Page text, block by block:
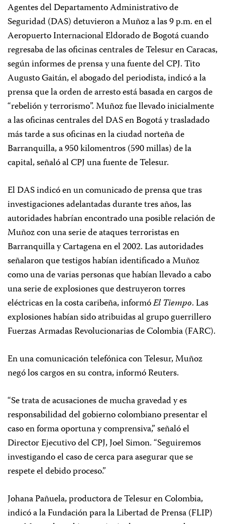
Agentes del Departamento Administrativo de
Seguridad (DAS) detuvieron a Muñoz a las 9 p.m. en el
Aeropuerto Internacional Eldorado de Bogotá cuando
regresaba de las oficinas centrales de Telesur en Caracas,
según informes de prensa y una fuente del CPJ. Tito
Augusto Gaitán, el abogado del periodista, indicó a la
prensa que la orden de arresto está basada en cargos de
“rebelión y terrorismo”. Muñoz fue llevado inicialmente
a las oficinas centrales del DAS en Bogotá y trasladado
más tarde a sus oficinas en la ciudad norteña de
Barranquilla, a 950 kilomentros (590 millas) de la
capital, señaló al CPJ una fuente de Telesur.
El DAS indicó en un comunicado de prensa que tras
investigaciones adelantadas durante tres años, las
autoridades habrían encontrado una posible relación de
Muñoz con una serie de ataques terroristas en
Barranquilla y Cartagena en el 2002. Las autoridades
señalaron que testigos habían identificado a Muñoz
como una de varias personas que habían llevado a cabo
una serie de explosiones que destruyeron torres
eléctricas en la costa caribeña, informóEl Tiempo. Las
explosiones habían sido atribuidas al grupo guerrillero
Fuerzas Armadas Revolucionarias de Colombia (FARC).
En una comunicación telefónica con Telesur, Muñoz
negó los cargos en su contra, informó Reuters.
“Se trata de acusaciones de mucha gravedad y es
responsabilidad del gobierno colombiano presentar el
caso en forma oportuna y comprensiva,” señaló el
Director Ejecutivo del CPJ, Joel Simon. “Seguiremos
investigando el caso de cerca para asegurar que se
respete el debido proceso.”
Johana Pañuela, productora de Telesur en Colombia,
indicó a la Fundación para la Libertad de Prensa (FLIP)